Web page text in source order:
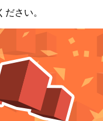
さい。